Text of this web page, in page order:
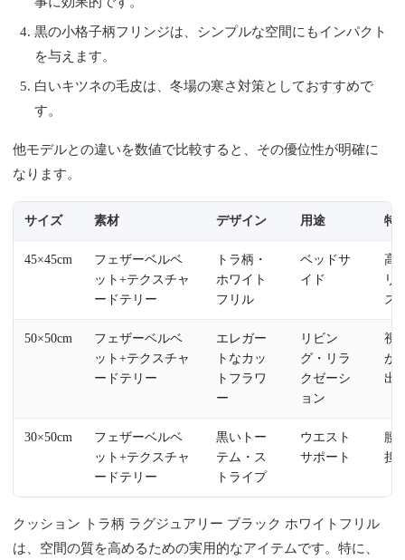
黒の小格子柄フリンジは、シンプルな空間にもインパクト
を与えます。
白いキツネの毛皮は、冬場の寒さ対策としておすすめで
す。
他モデルとの違いを数値で比較すると、その優位性が明確に
なります。
サイズ 素材 デザイン 用途 特
45×45cm
フェザーベルベ
ット+テクスチャ
ードテリー
トラ柄・
ホワイト
フリル
ベッドサ
イド
高
リ
ス
50×50cm
フェザーベルベ
ット+テクスチャ
ードテリー
エレガー
トなカッ
トフラワ
ー
リビン
グ・リラ
クゼーシ
ョン
視
が
出
30×50cm
フェザーベルベ
ット+テクスチャ
ードテリー
黒いトー
テム・ス
トライプ
ウエスト
サポート
腰
担
クッション トラ柄 ラグジュアリー ブラック ホワイトフリル
は、空間の質を高めるための実用的なアイテムです。特に、